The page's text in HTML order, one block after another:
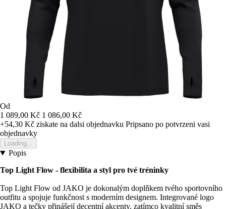
Od
1 089,00 Kč 1 086,00 Kč
+54,30 Kč ziskate na dalsi objednavku Pripsano po potvrzeni vasi
objednavky
Loading...
Popis
Top Light Flow - flexibilita a styl pro tvé tréninky
Top Light Flow od JAKO je dokonalým doplňkem tvého sportovního
outfitu a spojuje funkčnost s moderním designem. Integrované logo
JAKO a tečky přinášejí decentní akcenty, zatímco kvalitní směs